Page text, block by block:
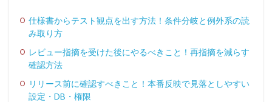
仕様書からテスト観点を出す方法！条件分岐と例外系の読
み取り方
レビュー指摘を受けた後にやるべきこと！再指摘を減らす
確認方法
リリース前に確認すべきこと！本番反映で見落としやすい
設定・DB・権限